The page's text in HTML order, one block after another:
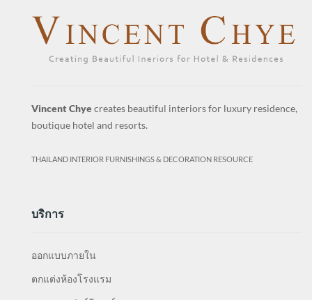
Vincent Chye creates beautiful interiors for luxury residence,
boutique hotel and resorts.
THAILAND INTERIOR FURNISHINGS & DECORATION RESOURCE
บริการ
ออกแบบภายใน
ตกแต่งห้องโรงแรม